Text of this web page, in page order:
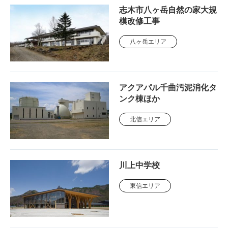
志木市八ヶ岳自然の家大規
模改修工事
八ヶ岳エリア
アクアパル千曲汚泥消化タ
ンク棟ほか
北信エリア
川上中学校
東信エリア